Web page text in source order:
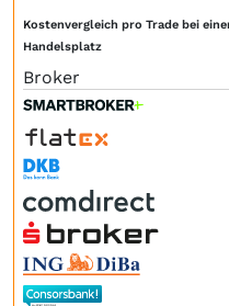
Kostenvergleich pro Trade bei
Handelsplatz
Broker